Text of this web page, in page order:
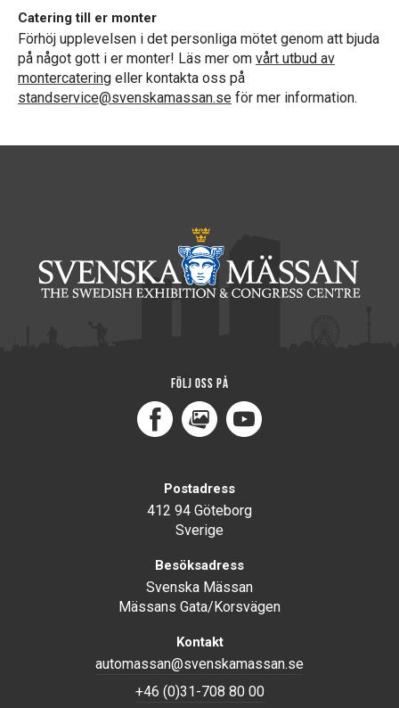
Catering till er monter
Förhöj upplevelsen i det personliga mötet genom att bjuda
på något gott i er monter! Läs mer om vårt utbud av
montercatering eller kontakta oss på
standservice@svenskamassan.se för mer information.
Följ oss på
FacebookMediaPortal
Youtube
Postadress
412 94 Göteborg
Sverige
Besöksadress
Svenska Mässan
Mässans Gata/Korsvägen
Kontakt
automassan@svenskamassan.se
+46 (0)31-708 80 00